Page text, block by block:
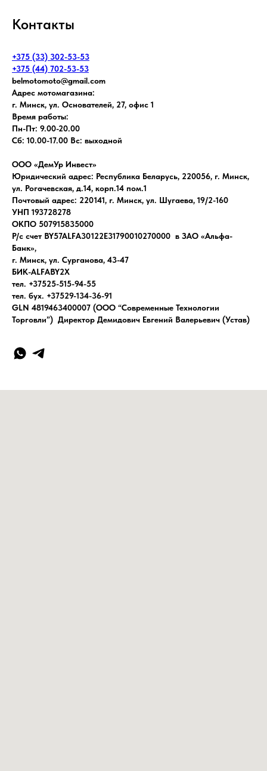
Контакты
+375 (33) 302-53-53
+375 (44) 702-53-53
belmotomoto@gmail.com
Адрес мотомагазина:
г. Минск, ул. Основателей, 27, офис 1
Время работы:
Пн-Пт: 9.00-20.00
Сб: 10.00-17.00 Вс: выходной
ООО «ДемУр Инвест»
Юридический адрес: Республика Беларусь, 220056, г. Минск,
ул. Рогачевская, д.14, корп.14 пом.1
Почтовый адрес: 220141, г. Минск, ул. Шугаева, 19/2-160
УНП 193728278
ОКПО 507915835000
Р/с счет BY57ALFA30122E31790010270000 в ЗАО «Альфа-
Банк»,
г. Минск, ул. Сурганова, 43-47
БИК-ALFABY2X
тел. +37525-515-94-55
тел. бух. +37529-134-36-91
GLN 4819463400007 (ООО “Современные Технологии
Торговли”) Директор Демидович Евгений Валерьевич (Устав)